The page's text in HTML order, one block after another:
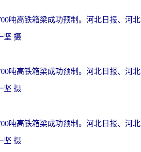
吨高铁箱梁成功预制。河北日报、河北
坚 摄
吨高铁箱梁成功预制。河北日报、河北
坚 摄
吨高铁箱梁成功预制。河北日报、河北
坚 摄